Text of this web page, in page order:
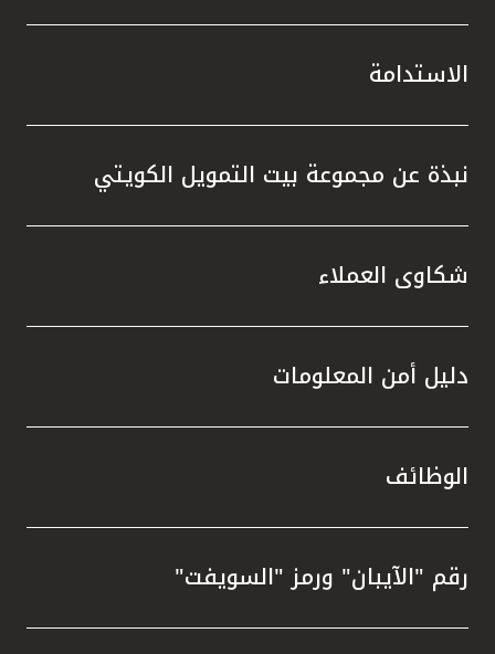
الاستدامة
نبذة عن مجموعة بيت التمويل الكويتي
شكاوى العملاء
دليل أمن المعلومات
الوظائف
رقم "الآيبان" ورمز "السويفت"